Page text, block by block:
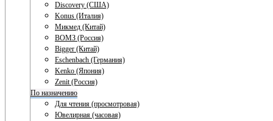
Discovery (США)
Konus (Италия)
Микмед (Китай)
ВОМЗ (Россия)
Bigger (Китай)
Eschenbach (Германия)
Kenko (Япония)
Zenit (Россия)
По назначению
Для чтения (просмотровая)
Ювелирная (часовая)